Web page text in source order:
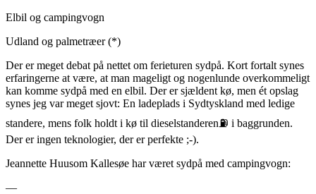
Elbil og campingvogn
Udland og palmetræer (*)
Der er meget debat på nettet om ferieturen sydpå. Kort fortalt synes
erfaringerne at være, at man mageligt og nogenlunde overkommeligt
kan komme sydpå med en elbil. Der er sjældent kø, men ét opslag
synes jeg var meget sjovt: En ladeplads i Sydtyskland med ledige
standere, mens folk holdt i kø til dieselstanderen⛽️ i baggrunden.
Der er ingen teknologier, der er perfekte ;-).
Jeannette Huusom Kallesøe har været sydpå med campingvogn:
—